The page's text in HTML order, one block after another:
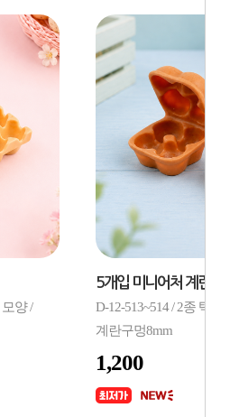
양 /
5개입 미니어처 계란판 케
D-12-513~514 / 2종 택1 /
계란구멍8mm
1,200